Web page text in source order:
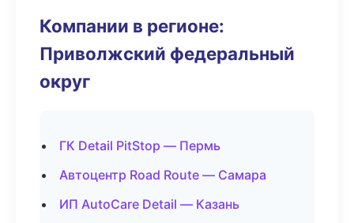
Компании в регионе:
Приволжский федеральный
округ
ГК Detail PitStop — Пермь
Автоцентр Road Route — Самара
ИП AutoCare Detail — Казань